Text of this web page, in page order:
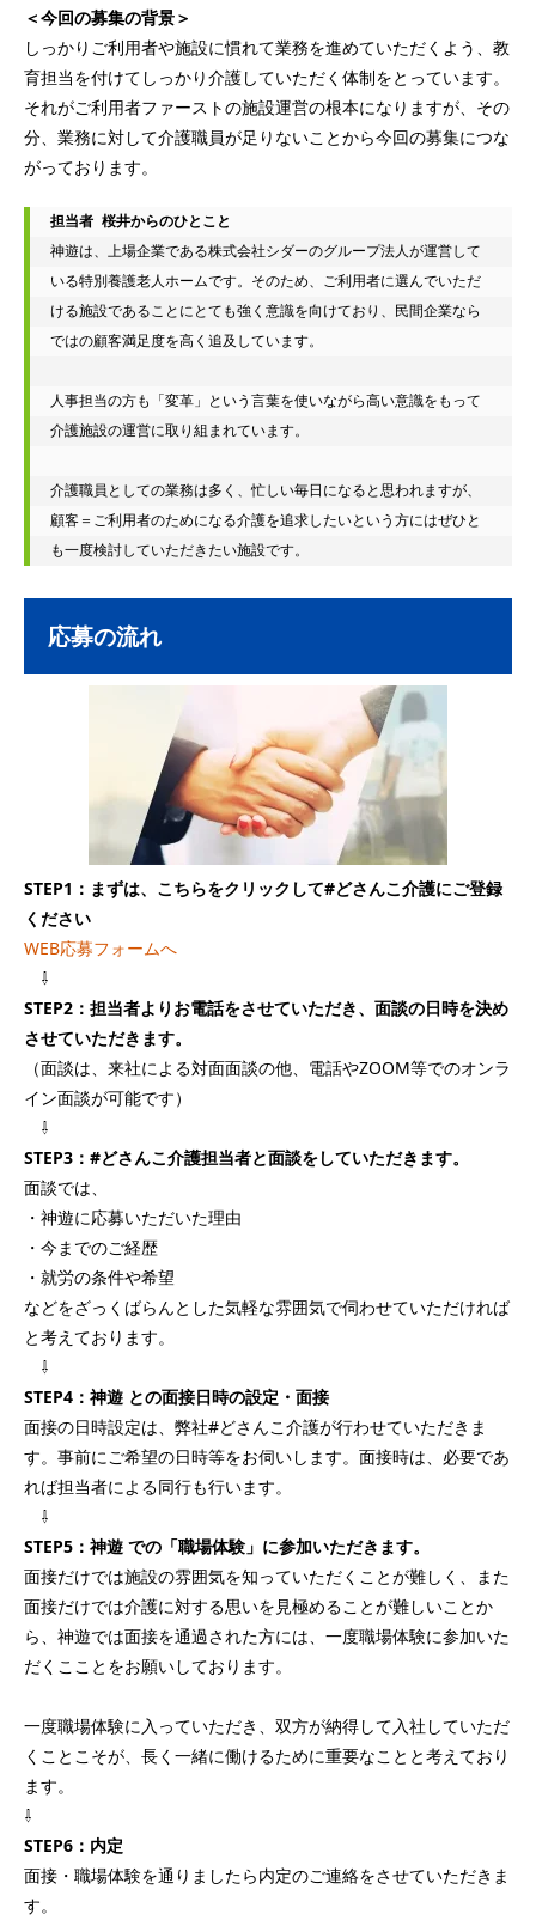
＜今回の募集の背景＞
しっかりご利用者や施設に慣れて業務を進めていただくよう、教
育担当を付けてしっかり介護していただく体制をとっています。
それがご利用者ファーストの施設運営の根本になりますが、その
分、業務に対して介護職員が足りないことから今回の募集につな
がっております。
担当者 桜井からのひとこと
神遊は、上場企業である株式会社シダーのグループ法人が運営して
いる特別養護老人ホームです。そのため、ご利用者に選んでいただ
ける施設であることにとても強く意識を向けており、民間企業なら
ではの顧客満足度を高く追及しています。
人事担当の方も「変革」という言葉を使いながら高い意識をもって
介護施設の運営に取り組まれています。
介護職員としての業務は多く、忙しい毎日になると思われますが、
顧客＝ご利用者のためになる介護を追求したいという方にはぜひと
も一度検討していただきたい施設です。
応募の流れ
STEP1：まずは、こちらをクリックして#どさんこ介護にご登録
ください
WEB応募フォームへ
⇩
STEP2：担当者よりお電話をさせていただき、面談の日時を決め
させていただきます。
（面談は、来社による対面面談の他、電話やZOOM等でのオンラ
イン面談が可能です）
⇩
STEP3：#どさんこ介護担当者と面談をしていただきます。
面談では、
・神遊に応募いただいた理由
・今までのご経歴
・就労の条件や希望
などをざっくばらんとした気軽な雰囲気で伺わせていただければ
と考えております。
⇩
STEP4：神遊 との面接日時の設定・面接
面接の日時設定は、弊社#どさんこ介護が行わせていただきま
す。事前にご希望の日時等をお伺いします。面接時は、必要であ
れば担当者による同行も行います。
⇩
STEP5：神遊 での「職場体験」に参加いただきます。
面接だけでは施設の雰囲気を知っていただくことが難しく、また
面接だけでは介護に対する思いを見極めることが難しいことか
ら、神遊では面接を通過された方には、一度職場体験に参加いた
だくこことをお願いしております。
一度職場体験に入っていただき、双方が納得して入社していただ
くことこそが、長く一緒に働けるために重要なことと考えており
ます。
⇩
STEP6：内定
面接・職場体験を通りましたら内定のご連絡をさせていただきま
す。